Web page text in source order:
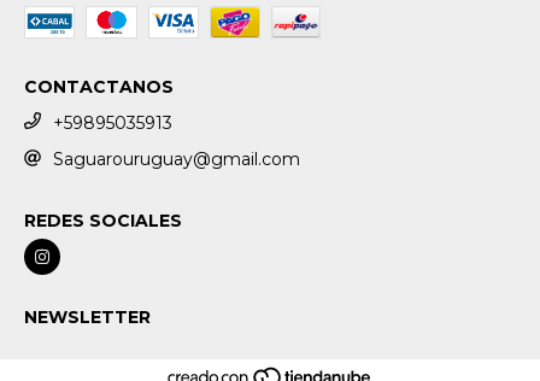
CONTACTANOS
+59895035913
Saguarouruguay@gmail.com
REDES SOCIALES
NEWSLETTER